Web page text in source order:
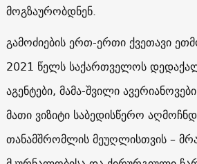
მოგზაურობდნენ.
გამოძიების ერთ-ერთი ქვეთავი
2021 წელს საქართველოს
აგენტები, მამა-შვილი
მათი ვიზიტი საბედისწერო
თანამშრომლის მეუღლისთვის –